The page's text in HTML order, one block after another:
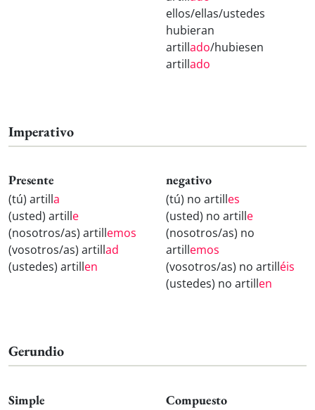
ellos/ellas/ustedes
hubieran
artillado/hubiesen
artillado
Imperativo
Presente
(tú) artilla
(usted) artille
(nosotros/as) artillemos
(vosotros/as) artillad
(ustedes) artillen
negativo
(tú) no artilles
(usted) no artille
(nosotros/as) no
artillemos
(vosotros/as) no artilléis
(ustedes) no artillen
Gerundio
Simple Compuesto